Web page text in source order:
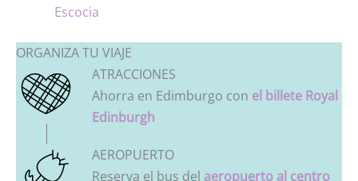
Escocia
ORGANIZA TU VIAJE
ATRACCIONES
Ahorra en Edimburgo con el billete Royal
Edinburgh
AEROPUERTO
Reserva el bus del aeropuerto al centro